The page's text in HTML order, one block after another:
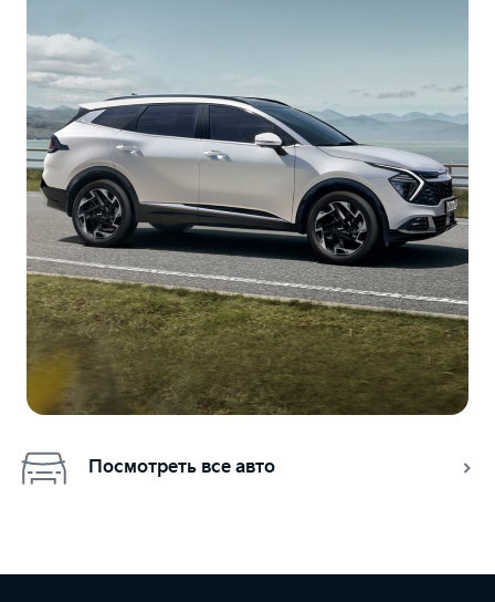
Посмотреть все авто